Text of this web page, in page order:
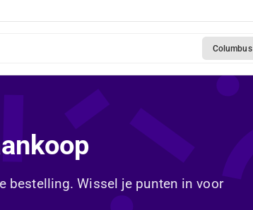
Columbus
bestelling. Wissel je punten in voor